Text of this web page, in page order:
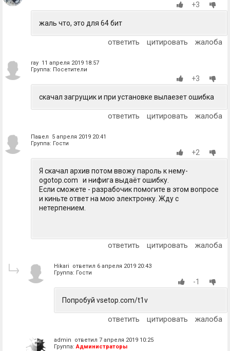
+3
жаль что, это для 64 бит
ответить цитировать жалоба
ray 11 апреля 2019 18:57
Группа: Посетители
+3
скачал загрущик и при установке вылаезет ошибка
ответить цитировать жалоба
Павел 5 апреля 2019 20:41
Группа: Гости
+2
Я скачал архив потом ввожу пароль к нему-
ogotop.com и нифига выдаёт ошибку.
Если сможете - разрабочик помогите в этом вопросе
и киньте ответ на мою электронку. Жду с
нетерпением.
ответить цитировать жалоба
Hikari ответил 6 апреля 2019 20:43
Группа: Гости
-1
Попробуй vsetop.com/t1v
ответить цитировать жалоба
admin ответил 7 апреля 2019 10:25
Группа:Администраторы